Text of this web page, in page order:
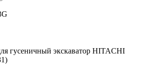
гусеничный экскаватор HITACHI